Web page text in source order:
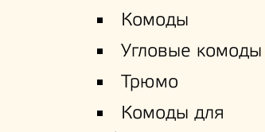
Комоды
Угловые комоды
Трюмо
Комоды для